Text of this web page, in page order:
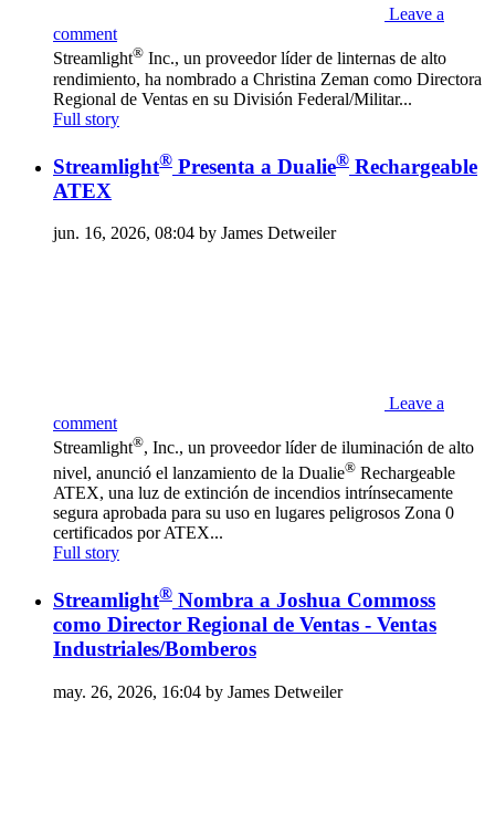
Leave a
comment
Streamlight® Inc., un proveedor líder de linternas de alto
rendimiento, ha nombrado a Christina Zeman como Directora
Regional de Ventas en su División Federal/Militar...
Full story
Streamlight® Presenta a Dualie® Rechargeable
ATEX
jun. 16, 2026, 08:04 by James Detweiler
Leave a
comment
Streamlight®, Inc., un proveedor líder de iluminación de alto
nivel, anunció el lanzamiento de la Dualie® Rechargeable
ATEX, una luz de extinción de incendios intrínsecamente
segura aprobada para su uso en lugares peligrosos Zona 0
certificados por ATEX...
Full story
Streamlight® Nombra a Joshua Commoss
como Director Regional de Ventas - Ventas
Industriales/Bomberos
may. 26, 2026, 16:04 by James Detweiler